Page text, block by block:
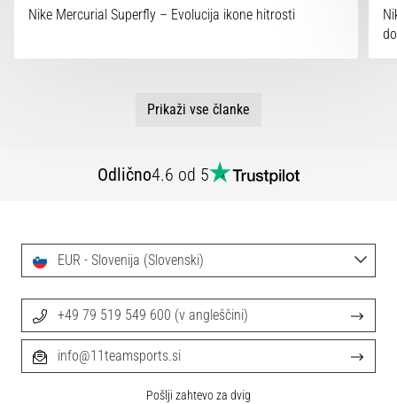
Nike Mercurial Superfly – Evolucija ikone hitrosti
Prikaži vse članke
Odlično4.6 od 5
EUR - Slovenija (Slovenski)
+49 79 519 549 600 (v angleščini)
info@11teamsports.si
Pošlji zahtevo za dvig